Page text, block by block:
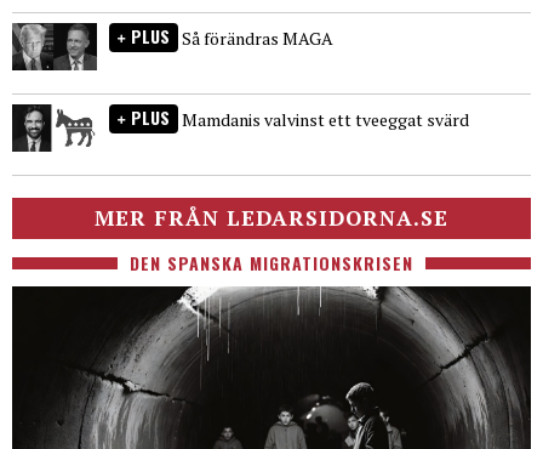
PLUS Så förändras MAGA
PLUS Mamdanis valvinst ett tveeggat svärd
MER FRÅN LEDARSIDORNA.SE
DEN SPANSKA MIGRATIONSKRISEN